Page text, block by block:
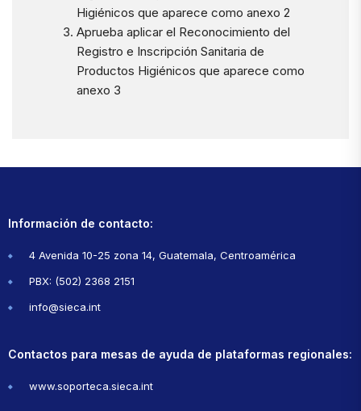
Higiénicos que aparece como anexo 2
Aprueba aplicar el Reconocimiento del
Registro e Inscripción Sanitaria de
Productos Higiénicos que aparece como
anexo 3
Información de contacto:
4 Avenida 10-25 zona 14, Guatemala, Centroamérica
PBX: (502) 2368 2151
info@sieca.int
Contactos para mesas de ayuda de plataformas regionales:
www.soporteca.sieca.int